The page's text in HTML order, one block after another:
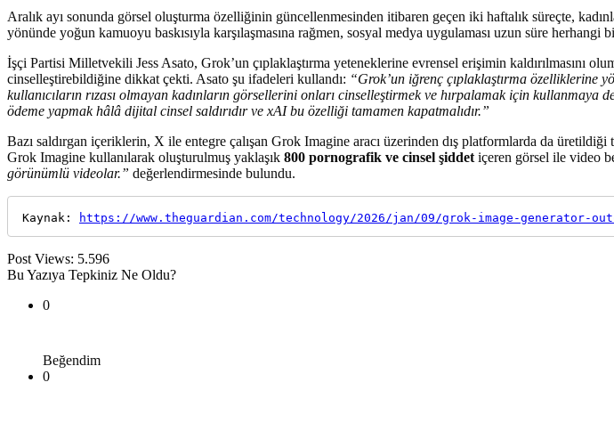
Aralık ayı sonunda görsel oluşturma özelliğinin güncellenmesinden itibaren geçen iki haftalık süreçte,
yönünde yoğun kamuoyu baskısıyla karşılaşmasına rağmen, sosyal medya uygulaması uzun süre herhangi
İşçi Partisi Milletvekili Jess Asato, Grok’un çıplaklaştırma yeteneklerine evrensel erişimin kaldırılmasını
cinselleştirebildiğine dikkat çekti. Asato şu ifadeleri kullandı: “Grok’un iğrenç çıplaklaştırma özelliklerine
kullanıcıların rızası olmayan kadınların görsellerini onları cinselleştirmek ve hırpalamak için
ödeme yapmak hâlâ dijital cinsel saldırıdır ve xAI bu özelliği tamamen kapatmalıdır.”
Bazı saldırgan içeriklerin, X ile entegre çalışan Grok Imagine aracı üzerinden dış platformlarda da
Grok Imagine kullanılarak oluşturulmuş yaklaşık 800 pornografik ve cinsel şiddet içeren görsel ile video
görünümlü videolar.” değerlendirmesinde bulundu.
Kaynak: https://www.theguardian.com/technology/2026/jan/09/grok-image-generator-
Post Views: 5.596
Bu Yazıya Tepkiniz Ne Oldu?
0
Beğendim
0